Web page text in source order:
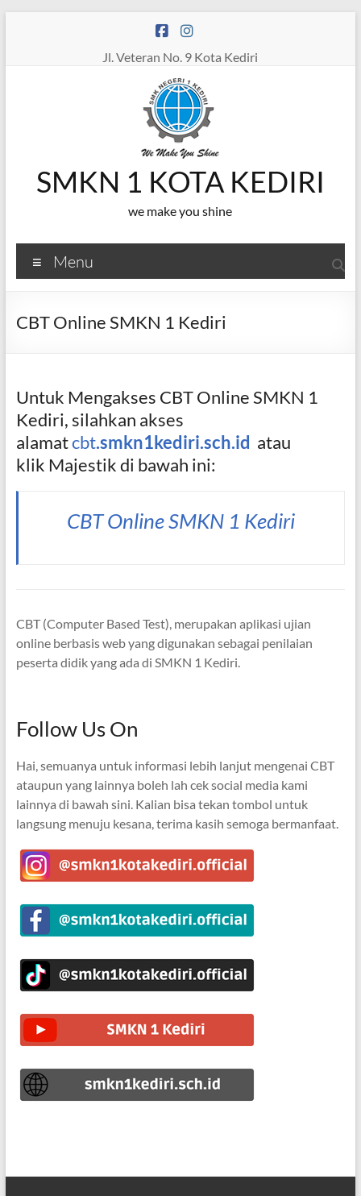
Jl. Veteran No. 9 Kota Kediri
SMKN 1 KOTA KEDIRI
we make you shine
Menu
CBT Online SMKN 1 Kediri
Untuk Mengakses CBT Online SMKN 1
Kediri, silahkan akses
alamatcbt.smkn1kediri.sch.id atau
klik Majestik di bawah ini:
CBT Online SMKN 1 Kediri
CBT (Computer Based Test), merupakan aplikasi ujian
online berbasis web yang digunakan sebagai penilaian
peserta didik yang ada di SMKN 1 Kediri.
Follow Us On
Hai, semuanya untuk informasi lebih lanjut mengenai CBT
ataupun yang lainnya boleh lah cek social media kami
lainnya di bawah sini. Kalian bisa tekan tombol untuk
langsung menuju kesana, terima kasih semoga bermanfaat.